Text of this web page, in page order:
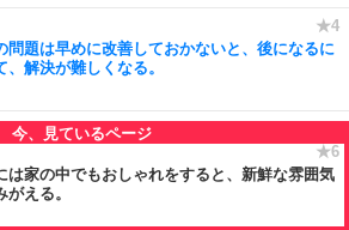
問題は早めに改善しておかないと、後になるに
、解決が難しくなる。
は家の中でもおしゃれをすると、新鮮な雰囲気
がえる。